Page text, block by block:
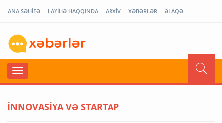
ANA SƏHİFƏ LAYİHƏ HAQQINDA ARXİV XƏBƏRLƏR ƏLAQƏ
İNNOVASİYA VƏ STARTAP